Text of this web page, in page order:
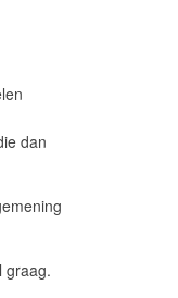
dan
graag.